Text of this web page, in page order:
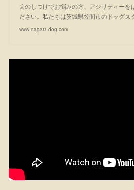
犬のしつけでお悩みの方、アジリティーを
ださい。私たちは茨城県笠間市のドッグス
www.nagata-dog.com